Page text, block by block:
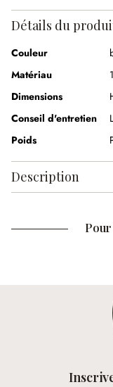
Détails du
Couleur
Matériau
Dimensions
Conseil d'entretien
Poids
Description